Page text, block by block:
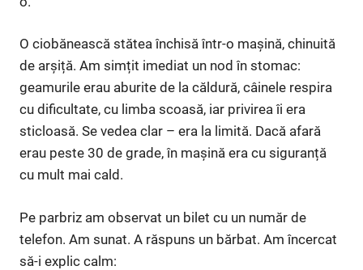
O ciobănească stătea închisă într-o mașină, chinuită
de arșiță. Am simțit imediat un nod în stomac:
geamurile erau aburite de la căldură, câinele respira
cu dificultate, cu limba scoasă, iar privirea îi era
sticloasă. Se vedea clar – era la limită. Dacă afară
erau peste 30 de grade, în mașină era cu siguranță
cu mult mai cald.
Pe parbriz am observat un bilet cu un număr de
telefon. Am sunat. A răspuns un bărbat. Am încercat
să-i explic calm: